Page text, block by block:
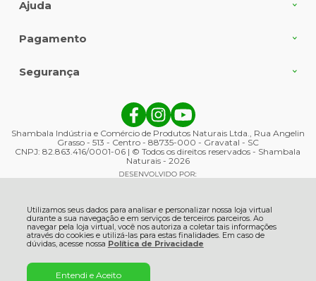
Utilizamos seus dados para analisar e personalizar nossa loja virtual
durante a sua navegação e em serviços de terceiros parceiros. Ao
navegar pela loja virtual, você nos autoriza a coletar tais informações
através do cookies e utilizá-las para estas finalidades. Em caso de
dúvidas, acesse nossa Política de Privacidade
Entendi e Aceito
Ajuda
Pagamento
Segurança
Shambala Indústria e Comércio de Produtos Naturais Ltda., Rua Angelin
Grasso - 513 - Centro - 88735-000 - Gravatal - SC
CNPJ: 82.863.416/0001-06 | © Todos os direitos reservados - Shambala
Naturais - 2026